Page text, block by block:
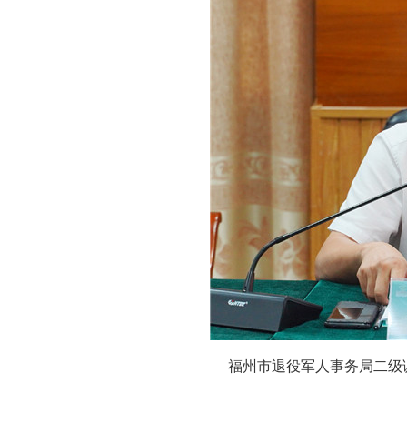
福州市退役军人事务局二